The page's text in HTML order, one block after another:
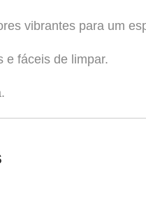
vibrantes para um
e fáceis de limpar.